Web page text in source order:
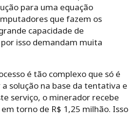
para uma equação
que fazem os
capacidade de
isso demandam muita
é tão complexo que só é
solução na base da tentativa e
serviço, o minerador recebe
torno de R$ 1,25 milhão. Isso